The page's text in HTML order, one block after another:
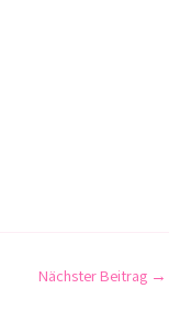
Nächster Beitrag →